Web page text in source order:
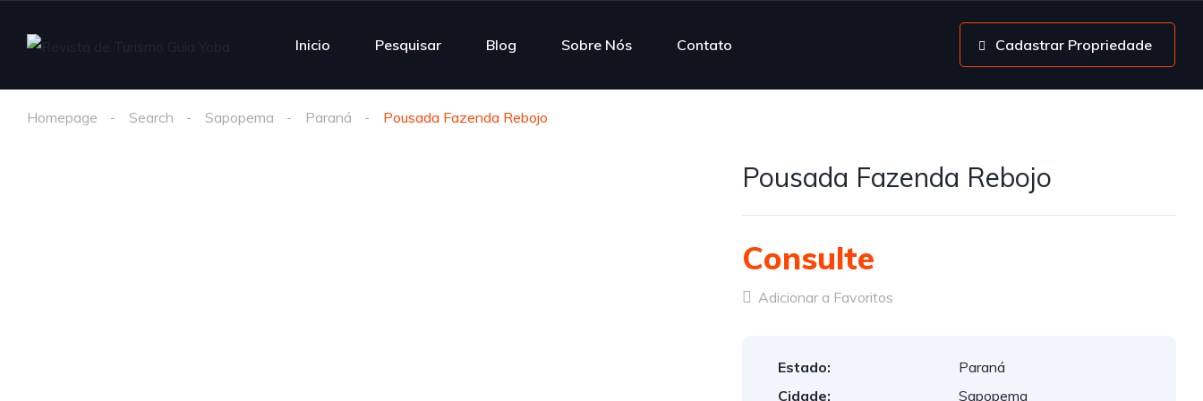
Inicio Pesquisar Blog Sobre Nós Contato Cadastrar Propriedade
Homepage Search Sapopema Paraná Pousada Fazenda Rebojo
Pousada Fazenda Rebojo
Consulte
Adicionar a Favoritos
Estado:
Paraná
Cidade:
Sapopema